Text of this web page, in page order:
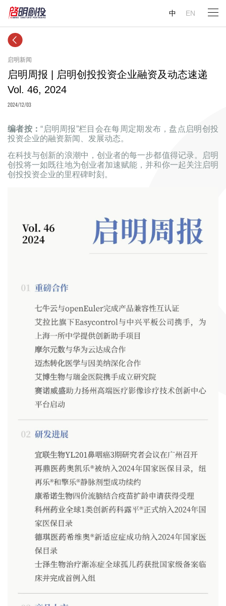
中 EN
启明新闻
启明周报 | 启明创投投资企业融资及动态速递
Vol. 46, 2024
2024/12/03
编者按：“启明周报”栏目会在每周定期发布，盘点启明创投
投资企业的融资新闻、发展动态。
在科技与创新的浪潮中，创业者的每一步都值得记录。启明
创投将一如既往地为创业者加速赋能，并和你一起关注启明
创投投资企业的里程碑时刻。